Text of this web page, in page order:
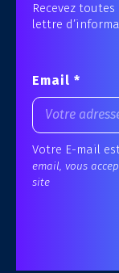
Recevez
lettre
Email *
Votre E-mail
email, vous
site